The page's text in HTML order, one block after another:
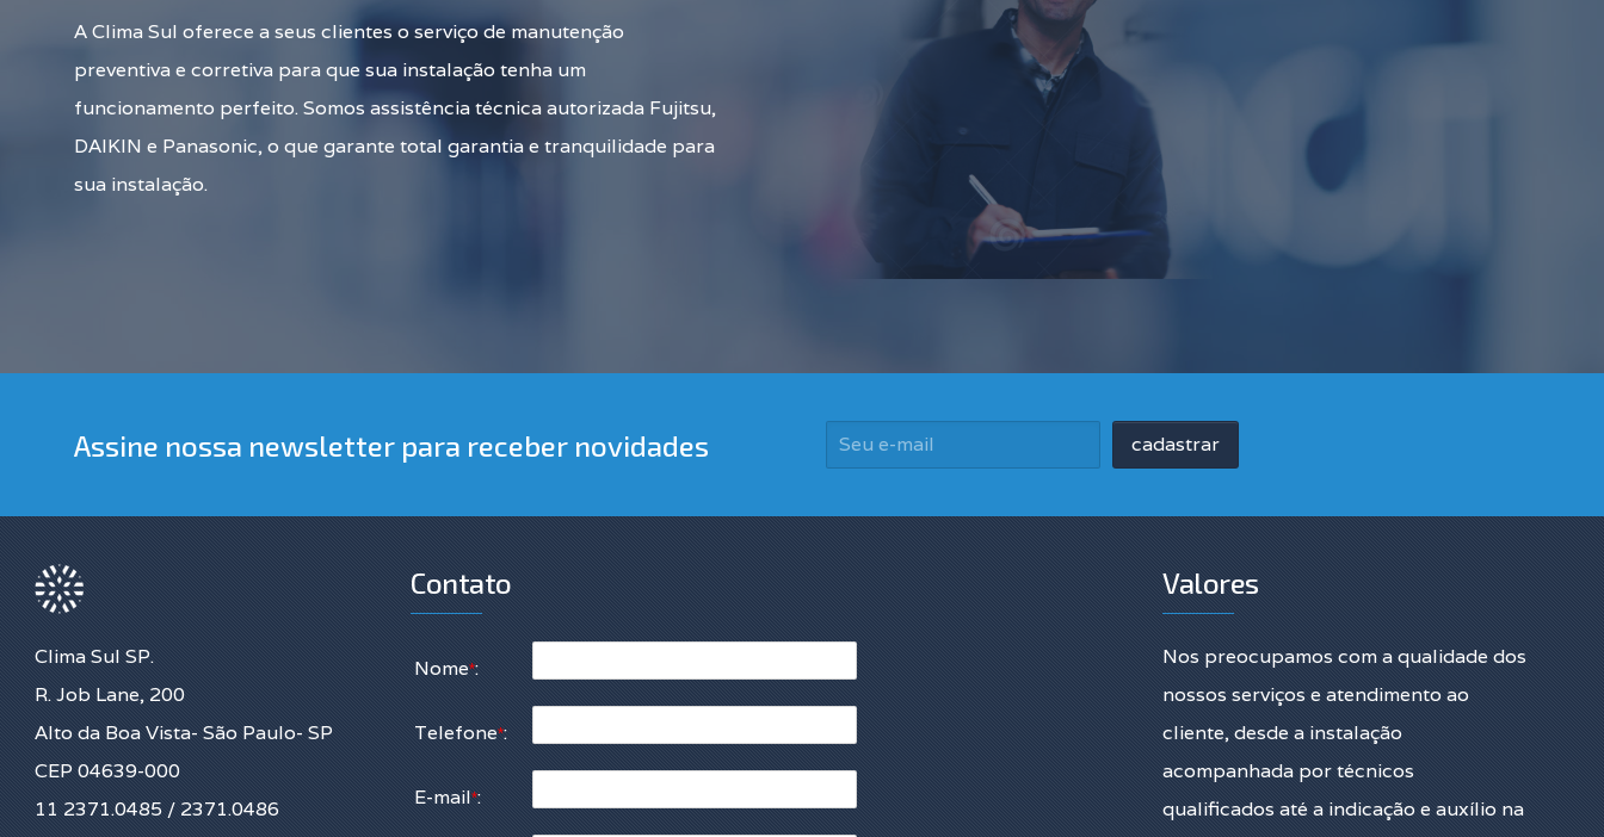
A Clima Sul oferece a seus clientes o serviço de manutenção
preventiva e corretiva para que sua instalação tenha um
funcionamento perfeito. Somos assistência técnica autorizada Fujitsu,
DAIKIN e Panasonic, o que garante total garantia e tranquilidade para
sua instalação.
Assine nossa newsletter para receber novidades
Clima Sul SP.
R. Job Lane, 200
Alto da Boa Vista- São Paulo- SP
CEP 04639-000
11 2371.0485 / 2371.0486
Contato
Nome*:
Telefone*:
E-mail*:
Valores
Nos preocupamos com a qualidade dos
nossos serviços e atendimento ao
cliente, desde a instalação
acompanhada por técnicos
qualificados até a indicação e auxílio na